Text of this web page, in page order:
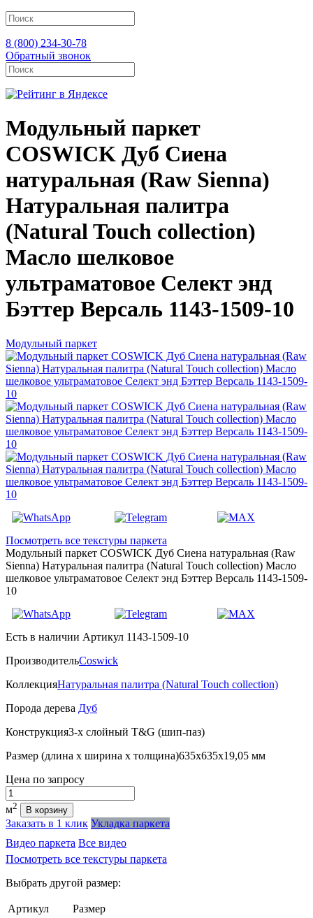
8 (800) 234-30-78
Обратный звонок
Модульный паркет
COSWICK Дуб Сиена
натуральная (Raw Sienna)
Натуральная палитра
(Natural Touch collection)
Масло шелковое
ультраматовое Селект энд
Бэттер Версаль 1143-1509-10
Модульный паркет
Посмотреть все текстуры паркета
Модульный паркет COSWICK Дуб Сиена натуральная (Raw
Sienna) Натуральная палитра (Natural Touch collection) Масло
шелковое ультраматовое Селект энд Бэттер Версаль 1143-1509-
10
Есть в наличии Артикул 1143-1509-10
ПроизводительCoswick
КоллекцияНатуральная палитра (Natural Touch collection)
Порода дерева Дуб
Конструкция3-х слойный T&G (шип-паз)
Размер (длина х ширина х толщина)635х635х19,05 мм
Цена по запросу
Количество
м2 В корзину
Заказать в 1 клик Укладка паркета
Видео паркета Все видео
Посмотреть все текстуры паркета
Выбрать другой размер:
Артикул Размер